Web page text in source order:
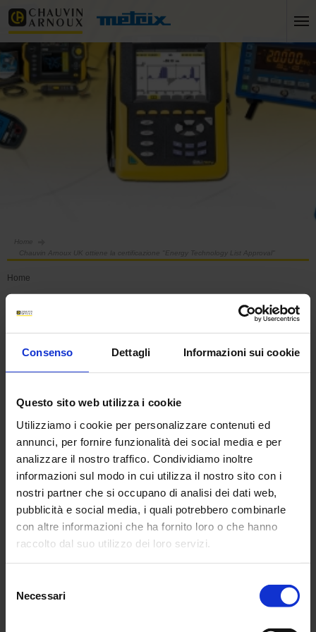
Consenso Dettagli Informazioni sui cookie
Questo sito web utilizza i cookie
Utilizziamo i cookie per personalizzare contenuti ed
annunci, per fornire funzionalità dei social media e per
analizzare il nostro traffico. Condividiamo inoltre
informazioni sul modo in cui utilizza il nostro sito con i
nostri partner che si occupano di analisi dei dati web,
pubblicità e social media, i quali potrebbero combinarle
con altre informazioni che ha fornito loro o che hanno
raccolto dal suo utilizzo dei loro servizi.
di confidenzialità
delNecessari
Home
Chauvin Arnoux UK ottiene la certificazione "Energy Technology List Approval"
Home
Chauvin Arnoux UK ottiene
la certificazione "Energy
Technology List Approval"
I Qualistar + C.A 8336, PEL102/103, C.A 8230 e le
pinze di potenza F407 & F607 hanno appena
ricevuto la certificazione per integrazione nella
lista delle tecnologie dell'energia (Energy
Technology List - ETL) elaborata dall’Azienda
Carbon Trust.
Creata al fine di permettere alle imprese del
Regno Unito di dedurre dai loro benefici
d'energia nell’ambito di un programma di
questa lista è mantenuta da
governo